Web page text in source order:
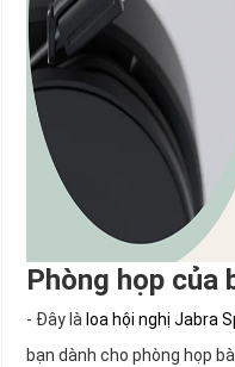
Phòng họp của
- Đây là loa hội nghị Jabra
bạn dành cho phòng họp